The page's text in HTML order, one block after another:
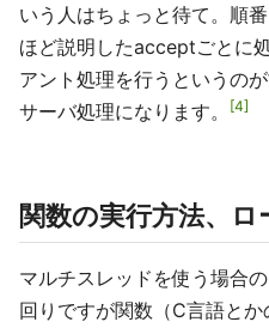
いう人はちょっと待て。順
ほど説明したacceptごとに
アント処理を行うというの
サーバ処理になります。
4
関数の実行方法、ロ
マルチスレッドを使う場合
回りですが関数（C言語と